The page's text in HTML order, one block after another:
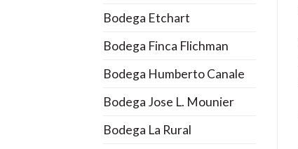
Bodega Etchart
Bodega Finca Flichman
Bodega Humberto Canale
Bodega Jose L. Mounier
Bodega La Rural